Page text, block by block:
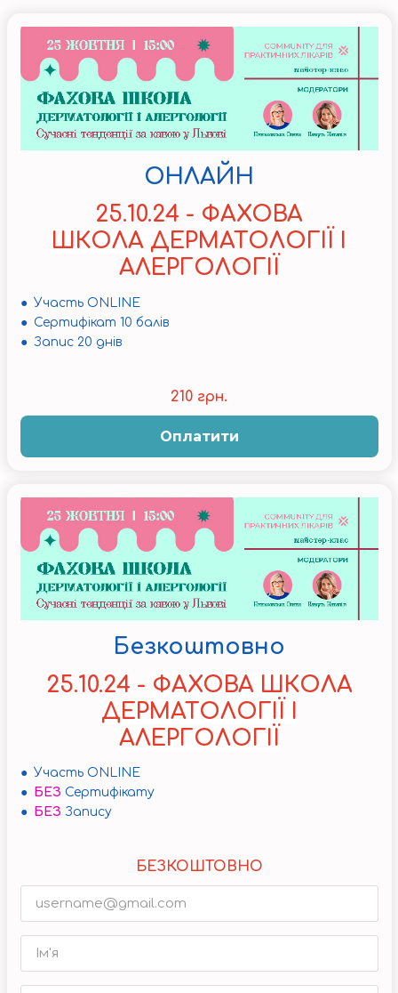
ОНЛАЙН
25.10.24 - ФАХОВА
ШКОЛА ДЕРМАТОЛОГІЇ І
АЛЕРГОЛОГІЇ
● Участь ONLINE
● Сертифікат 10 балів
● Запис 20 днів
210 грн.
Оплатити
Безкоштовно
25.10.24 - ФАХОВА ШКОЛА
ДЕРМАТОЛОГІЇ І
АЛЕРГОЛОГІЇ
● Участь ONLINE
● БЕЗ Сертифікату
● БЕЗ Запису
БЕЗКОШТОВНО